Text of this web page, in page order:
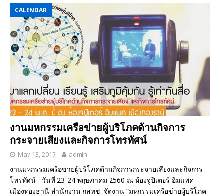
CALENDAR
งานมหกรรมเครือข่ายผู้บริโภคด้านกิจการ
กระจายเสียงและกิจการโทรทัศน์
May 13, 2017 admin
งานมหกรรมเครือข่ายผู้บริโภคด้านกิจการกระจายเสียงและกิจการ
โทรทัศน์ วันที่ 23-24 พฤษภาคม 2560 ณ ห้องจูปิเตอร์ อิมแพค
เมืองทองธานี สำนักงาน กสทช. จัดงาน “มหกรรมเครือข่ายผู้บริโภค